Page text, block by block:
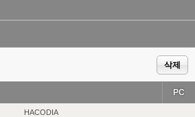
삭제
PC
HACODIA